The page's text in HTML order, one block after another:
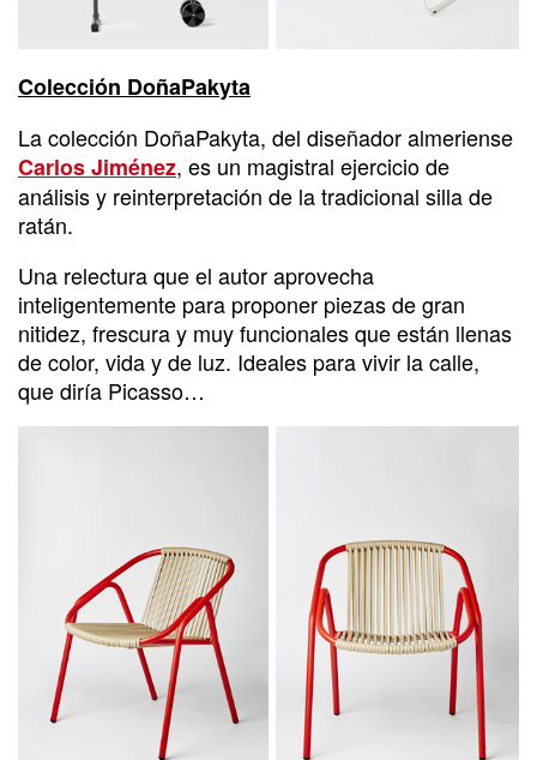
Colección DoñaPakyta
La colección DoñaPakyta, del diseñador almeriense
Carlos Jiménez, es un magistral ejercicio de
análisis y reinterpretación de la tradicional silla de
ratán.
Una relectura que el autor aprovecha
inteligentemente para proponer piezas de gran
nitidez, frescura y muy funcionales que están llenas
de color, vida y de luz. Ideales para vivir la calle,
que diría Picasso…